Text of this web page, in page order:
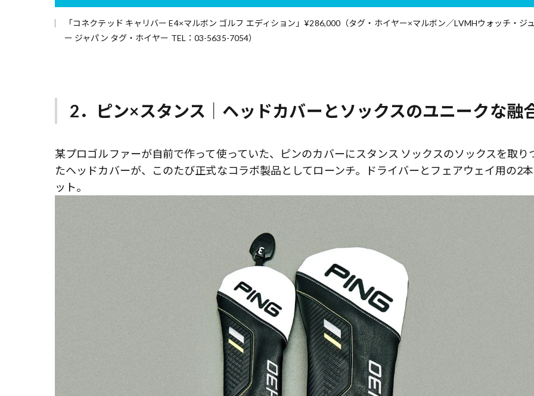
「コネクテッド キャリバー E4×マルボン ゴルフ エディション」¥286,000（タグ・ホイヤー×マルボン／LVMHウォッチ・ジ
ー ジャパン タグ・ホイヤー TEL：03-5635-7054）
2．ピン×スタンス｜ヘッドカバーとソックスのユニークな融
某プロゴルファーが自前で作って使っていた、ピンのカバーにスタンス ソックスのソックスを取り
たヘッドカバーが、このたび正式なコラボ製品としてローンチ。ドライバーとフェアウェイ用の2
ット。